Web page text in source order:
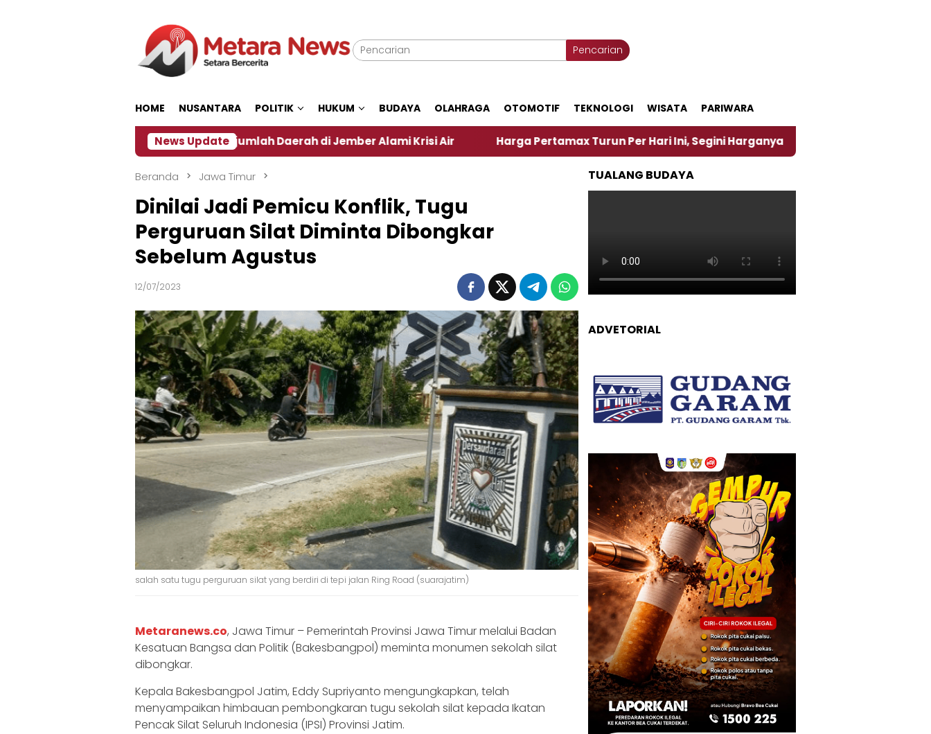
Pencarian
HOME NUSANTARA POLITIK HUKUM BUDAYA OLAHRAGA OTOMOTIF TEKNOLOGI WISATA PARIWARA
News Update
Dampak El Nino, Sejumlah Daerah di Jember Alami Krisi Air Harga Pertamax Turun Per Hari Ini, Segini Harganya ‎Nasirun Maestro Lukis Pemadu
Beranda Jawa Timur
Dinilai Jadi Pemicu Konflik, Tugu
Perguruan Silat Diminta Dibongkar
Sebelum Agustus
12/07/2023
salah satu tugu perguruan silat yang berdiri di tepi jalan Ring Road (suarajatim)
Metaranews.co, Jawa Timur – Pemerintah Provinsi Jawa Timur melalui Badan
Kesatuan Bangsa dan Politik (Bakesbangpol) meminta monumen sekolah silat
dibongkar.
Kepala Bakesbangpol Jatim, Eddy Supriyanto mengungkapkan, telah
menyampaikan himbauan pembongkaran tugu sekolah silat kepada Ikatan
Pencak Silat Seluruh Indonesia (IPSI) Provinsi Jatim.
TUALANG BUDAYA
ADVETORIAL